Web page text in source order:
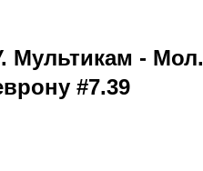
Мультикам - Мол.
#7.39